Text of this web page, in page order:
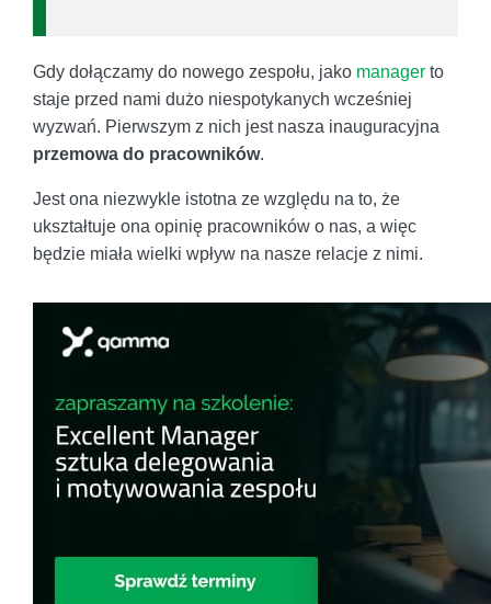
Gdy dołączamy do nowego zespołu, jako manager to
staje przed nami dużo niespotykanych wcześniej
wyzwań. Pierwszym z nich jest nasza inauguracyjna
przemowa do pracowników.
Jest ona niezwykle istotna ze względu na to, że
ukształtuje ona opinię pracowników o nas, a więc
będzie miała wielki wpływ na nasze relacje z nimi.